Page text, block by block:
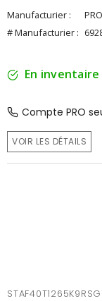
Manufacturier :
# Manufacturier :
En inventaire
Compte PRO
VOIR LES DÉTAILS